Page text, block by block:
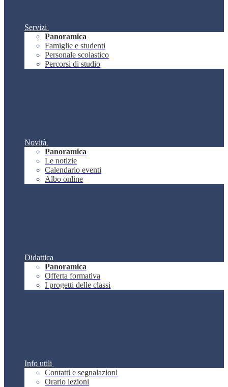
Servizi
Panoramica
Famiglie e studenti
Personale scolastico
Percorsi di studio
Novità
Panoramica
Le notizie
Calendario eventi
Albo online
Didattica
Panoramica
Offerta formativa
I progetti delle classi
Info utili
Contatti e segnalazioni
Orario lezioni